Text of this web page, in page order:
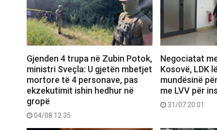
Gjenden 4 trupa në Zubin Potok,
ministri Sveçla: U gjetën mbetjet
mortore të 4 personave, pas
ekzekutimit ishin hedhur në
gropë
04/08 12:35
Negociatat
Kosovë, LDK
mundësinë
me LVV për
31/07 20:01